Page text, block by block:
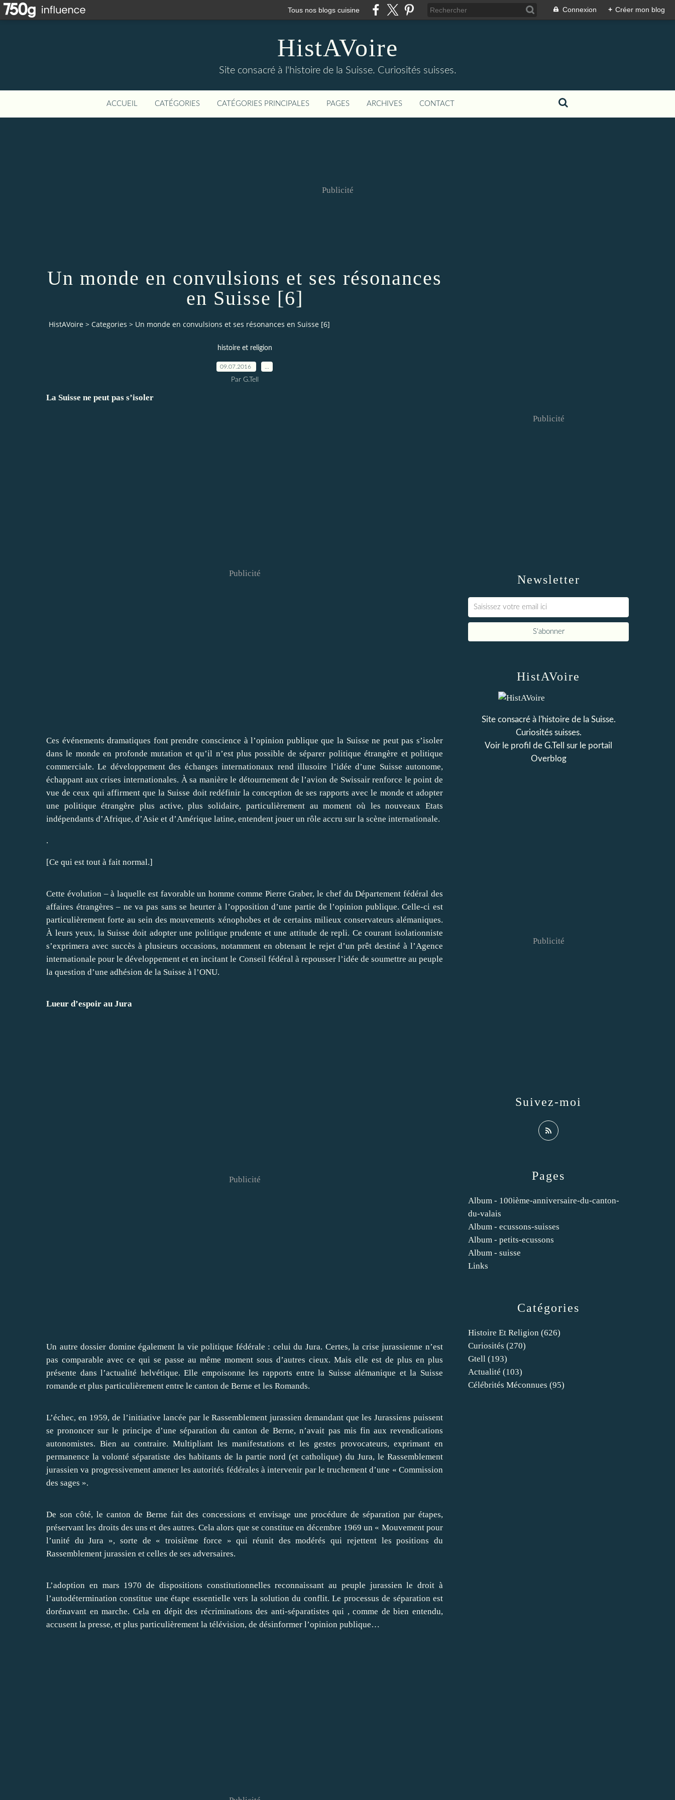
Tous nos blogs cuisine Connexion + Créer mon blog
HistAVoire
Site consacré à l'histoire de la Suisse. Curiosités suisses.
ACCUEIL CATÉGORIES CATÉGORIES PRINCIPALES PAGES ARCHIVES CONTACT
Publicité
Un monde en convulsions et ses résonances
en Suisse [6]
HistAVoire > Categories > Un monde en convulsions et ses résonances en Suisse [6]
histoire et religion
09.07.2016
Par G.Tell
La Suisse ne peut pas s’isoler
Publicité
Ces événements dramatiques font prendre conscience à l’opinion publique que la Suisse ne peut pas s’isoler
dans le monde en profonde mutation et qu’il n’est plus possible de séparer politique étrangère et politique
commerciale. Le développement des échanges internationaux rend illusoire l’idée d’une Suisse autonome,
échappant aux crises internationales. À sa manière le détournement de l’avion de Swissair renforce le point de
vue de ceux qui affirment que la Suisse doit redéfinir la conception de ses rapports avec le monde et adopter
une politique étrangère plus active, plus solidaire, particulièrement au moment où les nouveaux Etats
indépendants d’Afrique, d’Asie et d’Amérique latine, entendent jouer un rôle accru sur la scène internationale.
.
[Ce qui est tout à fait normal.]
Cette évolution – à laquelle est favorable un homme comme Pierre Graber, le chef du Département fédéral des
affaires étrangères – ne va pas sans se heurter à l’opposition d’une partie de l’opinion publique. Celle-ci est
particulièrement forte au sein des mouvements xénophobes et de certains milieux conservateurs alémaniques.
À leurs yeux, la Suisse doit adopter une politique prudente et une attitude de repli. Ce courant isolationniste
s’exprimera avec succès à plusieurs occasions, notamment en obtenant le rejet d’un prêt destiné à l’Agence
internationale pour le développement et en incitant le Conseil fédéral à repousser l’idée de soumettre au peuple
la question d’une adhésion de la Suisse à l’ONU.
Lueur d’espoir au Jura
Publicité
Un autre dossier domine également la vie politique fédérale : celui du Jura. Certes, la crise jurassienne n’est
pas comparable avec ce qui se passe au même moment sous d’autres cieux. Mais elle est de plus en plus
présente dans l’actualité helvétique. Elle empoisonne les rapports entre la Suisse alémanique et la Suisse
romande et plus particulièrement entre le canton de Berne et les Romands.
L’échec, en 1959, de l’initiative lancée par le Rassemblement jurassien demandant que les Jurassiens puissent
se prononcer sur le principe d’une séparation du canton de Berne, n’avait pas mis fin aux revendications
autonomistes. Bien au contraire. Multipliant les manifestations et les gestes provocateurs, exprimant en
permanence la volonté séparatiste des habitants de la partie nord (et catholique) du Jura, le Rassemblement
jurassien va progressivement amener les autorités fédérales à intervenir par le truchement d’une « Commission
des sages ».
De son côté, le canton de Berne fait des concessions et envisage une procédure de séparation par étapes,
préservant les droits des uns et des autres. Cela alors que se constitue en décembre 1969 un « Mouvement pour
l’unité du Jura », sorte de « troisième force » qui réunit des modérés qui rejettent les positions du
Rassemblement jurassien et celles de ses adversaires.
L’adoption en mars 1970 de dispositions constitutionnelles reconnaissant au peuple jurassien le droit à
l’autodétermination constitue une étape essentielle vers la solution du conflit. Le processus de séparation est
dorénavant en marche. Cela en dépit des récriminations des anti-séparatistes qui , comme de bien entendu,
accusent la presse, et plus particulièrement la télévision, de désinformer l’opinion publique…
Newsletter
Publicité
Catégories
Histoire Et Religion (626)
Curiosités (270)
Gtell (193)
Actualité (103)
Célébrités Méconnues (95)
Pages
Album - 100ième-anniversaire-du-canton-
du-valais
Album - ecussons-suisses
Album - petits-ecussons
Album - suisse
Links
HistAVoire
Site consacré à l'histoire de la Suisse.
Curiosités suisses.
Voir le profil de G.Tell
sur le portail
Overblog
Suivez-moi
Publicité